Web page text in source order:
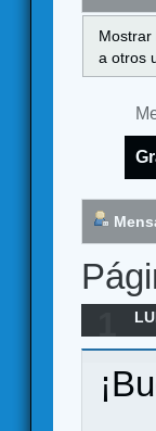
a otros